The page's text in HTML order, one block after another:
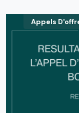
Appels